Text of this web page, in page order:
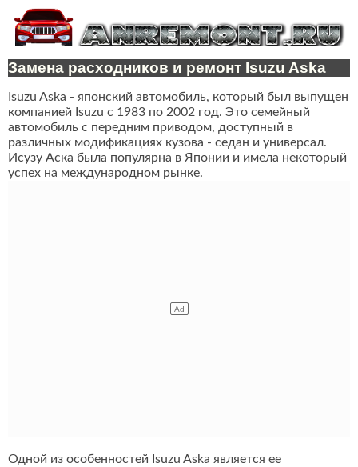
Замена расходников и ремонт Isuzu Aska
Isuzu Aska - японский автомобиль, который был выпущен
компанией Isuzu с 1983 по 2002 год. Это семейный
автомобиль с передним приводом, доступный в
различных модификациях кузова - седан и универсал.
Исузу Аска была популярна в Японии и имела некоторый
успех на международном рынке.
Одной из особенностей Isuzu Aska является ее